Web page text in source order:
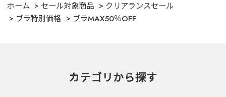
ホーム
セール対象商品
クリアランスセール
ブラ特別価格
ブラMAX50％OFF
カテゴリから探す